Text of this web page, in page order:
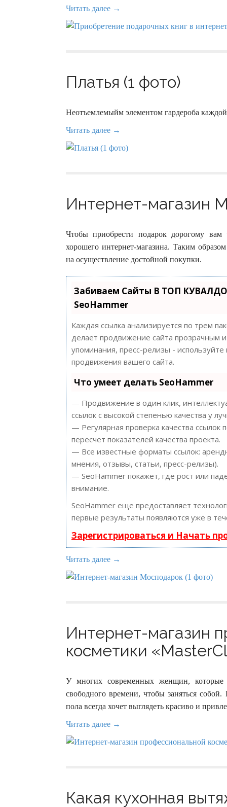
Читать далее →
Платья (1 фото)
Неотъемлемыйм элементом гардероба
Читать далее →
Интернет-магазин
Чтобы приобрести подарок дорогому вам
хорошего интернет-магазина. Таким
на осуществление достойной покупки.
Забиваем Сайты В ТОП
SeoHammer
Каждая ссылка анализируется по трем
делает продвижение сайта прозрачным
упоминания, пресс-релизы -
продвижения вашего сайта.
Что умеет делать SeoHammer
— Продвижение в один клик,
ссылок с высокой степенью качества у
— Регулярная проверка качества
пересчет показателей качества проекта.
— Все известные форматы ссылок:
мнения, отзывы, статьи, пресс-релизы).
— SeoHammer покажет, где рост или
внимание.
SeoHammer еще предоставляет
первые результаты появляются уже в
Зарегистрироваться и Начать
Читать далее →
Интернет-магазин
косметики
У многих современных женщин, которые
свободного времени, чтобы заняться
пола всегда хочет выглядеть красиво и
Читать далее →
Какая кухонная